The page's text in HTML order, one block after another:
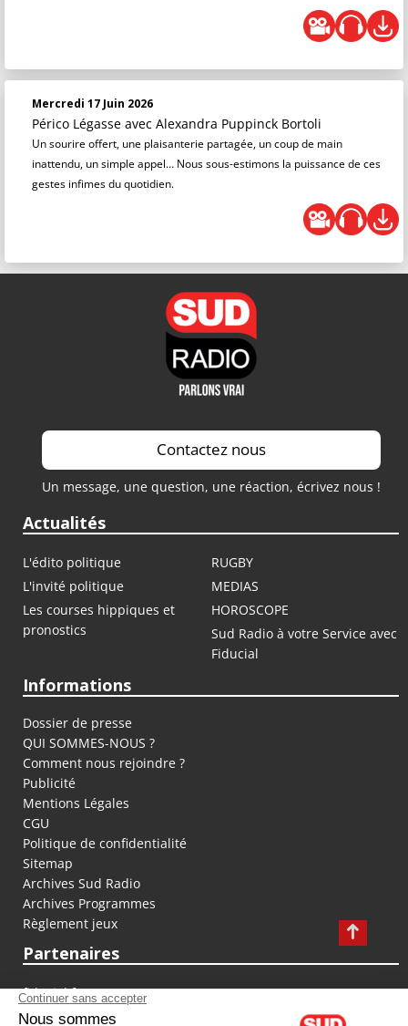
Mercredi 17 Juin 2026
Périco Légasse avec Alexandra Puppinck Bortoli
Un sourire offert, une plaisanterie partagée, un coup de main
inattendu, un simple appel… Nous sous-estimons la puissance de ces
gestes infimes du quotidien.
Contactez nous
Un message, une question, une réaction, écrivez nous !
Actualités
L'édito politique
RUGBY
L'invité politique
MEDIAS
Les courses hippiques et
pronostics
HOROSCOPE
Sud Radio à votre Service avec
Fiducial
Informations
Dossier de presse
QUI SOMMES-NOUS ?
Comment nous rejoindre ?
Publicité
Mentions Légales
CGU
Politique de confidentialité
Sitemap
Archives Sud Radio
Archives Programmes
Règlement jeux
Partenaires
fiducial.fr
lyoncapitale.fr